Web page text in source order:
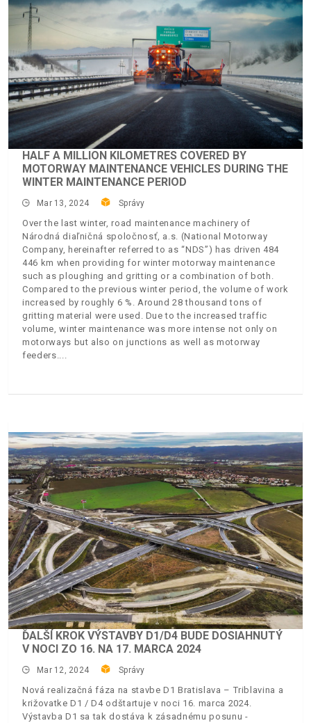
HALF A MILLION KILOMETRES COVERED BY
MOTORWAY MAINTENANCE VEHICLES DURING THE
WINTER MAINTENANCE PERIOD
Mar 13, 2024 Správy
Over the last winter, road maintenance machinery of
Národná diaľničná spoločnosť, a.s. (National Motorway
Company, hereinafter referred to as “NDS”) has driven 484
446 km when providing for winter motorway maintenance
such as ploughing and gritting or a combination of both.
Compared to the previous winter period, the volume of work
increased by roughly 6 %. Around 28 thousand tons of
gritting material were used. Due to the increased traffic
volume, winter maintenance was more intense not only on
motorways but also on junctions as well as motorway
feeders.
ĎALŠÍ KROK VÝSTAVBY D1/D4 BUDE DOSIAHNUTÝ
V NOCI ZO 16. NA 17. MARCA 2024
Mar 12, 2024 Správy
Nová realizačná fáza na stavbe D1 Bratislava – Triblavina a
križovatke D1 / D4 odštartuje v noci 16. marca 2024.
Výstavba D1 sa tak dostáva k zásadnému posunu -